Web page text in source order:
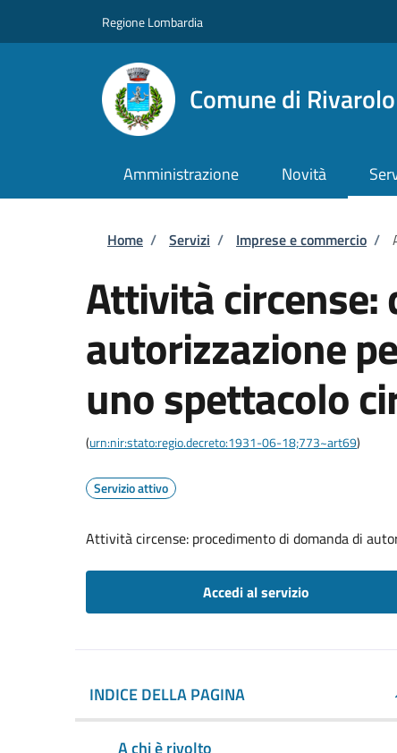
Regione Lombardia
Comune di
Amministrazione Novità
Briciole di pane
Home / Servizi / Imprese e commercio /
Attività circense:
autorizzazione
uno spettacolo
(urn:nir:stato:regio.decreto:1931-06-18;773~art69)
Servizio attivo
Attività circense: procedimento di domanda di
Accedi al servizio
INDICE DELLA PAGINA
A chi è rivolto